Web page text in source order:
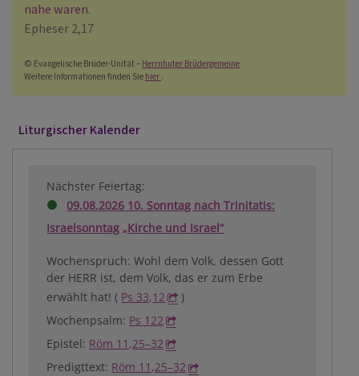
nahe waren.
Epheser 2,17
© Evangelische Brüder-Unität – Herrnhuter Brüdergemeine
Weitere Informationen finden Sie hier .
Liturgischer Kalender
Nächster Feiertag:
09.08.2026 10. Sonntag nach Trinitatis:
Israelsonntag „Kirche und Israel“
Wochenspruch: Wohl dem Volk, dessen Gott
der HERR ist, dem Volk, das er zum Erbe
erwählt hat! ( Ps 33,12
)
Wochenpsalm: Ps 122
Epistel: Röm 11,25–32
Predigttext: Röm 11,25–32